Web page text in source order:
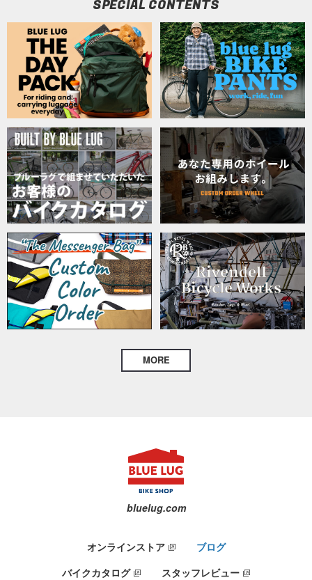
SPECIAL CONTENTS
MORE
bluelug.com
オンラインストア
ブログ
バイクカタログ
スタッフレビュー